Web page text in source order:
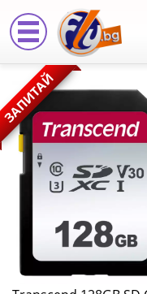
128GB
SD
Card
UHS-
I
U1
ЗАПИТАЙ